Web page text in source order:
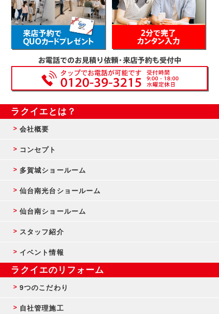
ラクイエとは？
会社概要
コンセプト
多賀城ショールーム
仙台南光台ショールーム
仙台南ショールーム
スタッフ紹介
イベント情報
ラクイエのリフォーム
9つのこだわり
自社管理施工